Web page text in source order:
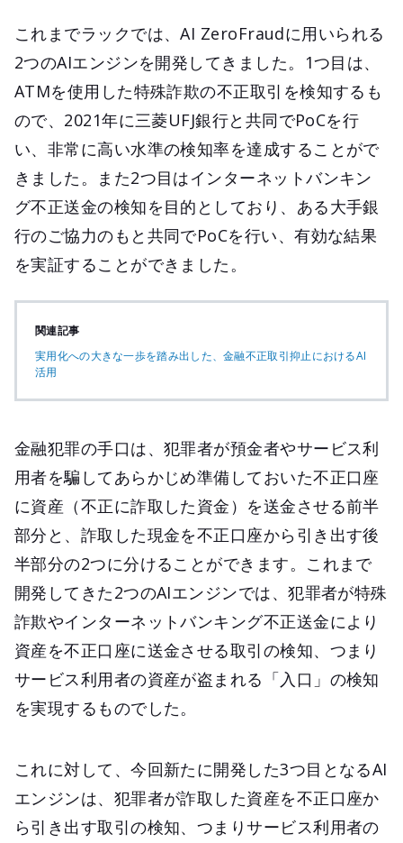
これまでラックでは、AI ZeroFraudに用いられる
2つのAIエンジンを開発してきました。1つ目は、
ATMを使用した特殊詐欺の不正取引を検知するも
ので、2021年に三菱UFJ銀行と共同でPoCを行
い、非常に高い水準の検知率を達成することがで
きました。また2つ目はインターネットバンキン
グ不正送金の検知を目的としており、ある大手銀
行のご協力のもと共同でPoCを行い、有効な結果
を実証することができました。
関連記事
実用化への大きな一歩を踏み出した、金融不正取引抑止におけるAI
活用
金融犯罪の手口は、犯罪者が預金者やサービス利
用者を騙してあらかじめ準備しておいた不正口座
に資産（不正に詐取した資金）を送金させる前半
部分と、詐取した現金を不正口座から引き出す後
半部分の2つに分けることができます。これまで
開発してきた2つのAIエンジンでは、犯罪者が特殊
詐欺やインターネットバンキング不正送金により
資産を不正口座に送金させる取引の検知、つまり
サービス利用者の資産が盗まれる「入口」の検知
を実現するものでした。
これに対して、今回新たに開発した3つ目となるAI
エンジンは、犯罪者が詐取した資産を不正口座か
ら引き出す取引の検知、つまりサービス利用者の